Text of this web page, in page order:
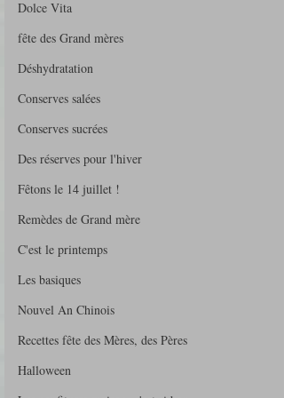
Dolce Vita
fête des Grand mères
Déshydratation
Conserves salées
Conserves sucrées
Des réserves pour l'hiver
Fêtons le 14 juillet !
Remèdes de Grand mère
C'est le printemps
Les basiques
Nouvel An Chinois
Recettes fête des Mères, des Pères
Halloween